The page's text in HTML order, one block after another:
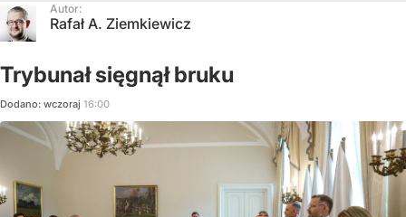
Autor:
Rafał A. Ziemkiewicz
Trybunał sięgnął bruku
Dodano: wczoraj 16:00